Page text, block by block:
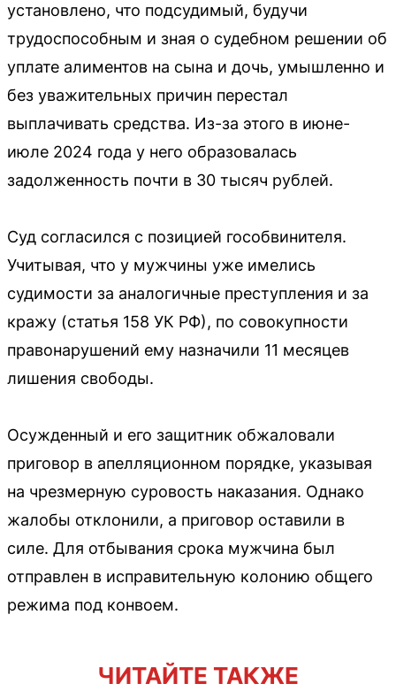
установлено, что подсудимый, будучи
трудоспособным и зная о судебном решении об
уплате алиментов на сына и дочь, умышленно и
без уважительных причин перестал
выплачивать средства. Из-за этого в июне-
июле 2024 года у него образовалась
задолженность почти в 30 тысяч рублей.
Суд согласился с позицией гособвинителя.
Учитывая, что у мужчины уже имелись
судимости за аналогичные преступления и за
кражу (статья 158 УК РФ), по совокупности
правонарушений ему назначили 11 месяцев
лишения свободы.
Осужденный и его защитник обжаловали
приговор в апелляционном порядке, указывая
на чрезмерную суровость наказания. Однако
жалобы отклонили, а приговор оставили в
силе. Для отбывания срока мужчина был
отправлен в исправительную колонию общего
режима под конвоем.
ЧИТАЙТЕ ТАКЖЕ